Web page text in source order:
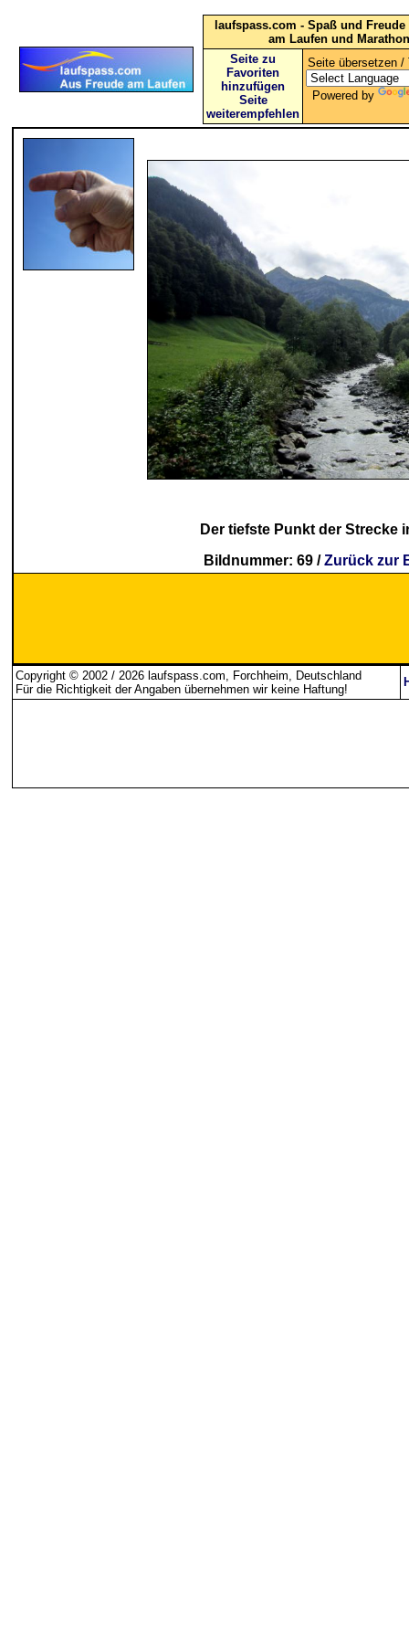
laufspass.com - Spaß und
am Laufen und Marathon
Seite zu
Favoriten
hinzufügen
Seite
weiterempfehlen
Seite übersetzen /
Powered by
Der tiefste Punkt der Strecke
Bildnummer: 69 /Zurück zur
Copyright © 2002 / 2026 laufspass.com, Forchheim, Deutschland
Für die Richtigkeit der Angaben übernehmen wir keine Haftung!